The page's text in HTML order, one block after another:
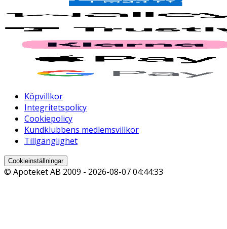
Köpvillkor
Integritetspolicy
Cookiepolicy
Kundklubbens medlemsvillkor
Tillgänglighet
Cookieinställningar
© Apoteket AB 2009 - 2026-08-07 04:44:33